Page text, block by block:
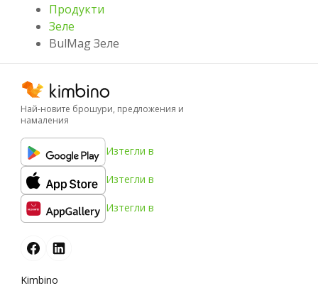
Продукти
Зеле
BulMag Зеле
Най-новите брошури, предложения и
намаления
Изтегли в
Изтегли в
Изтегли в
Kimbino